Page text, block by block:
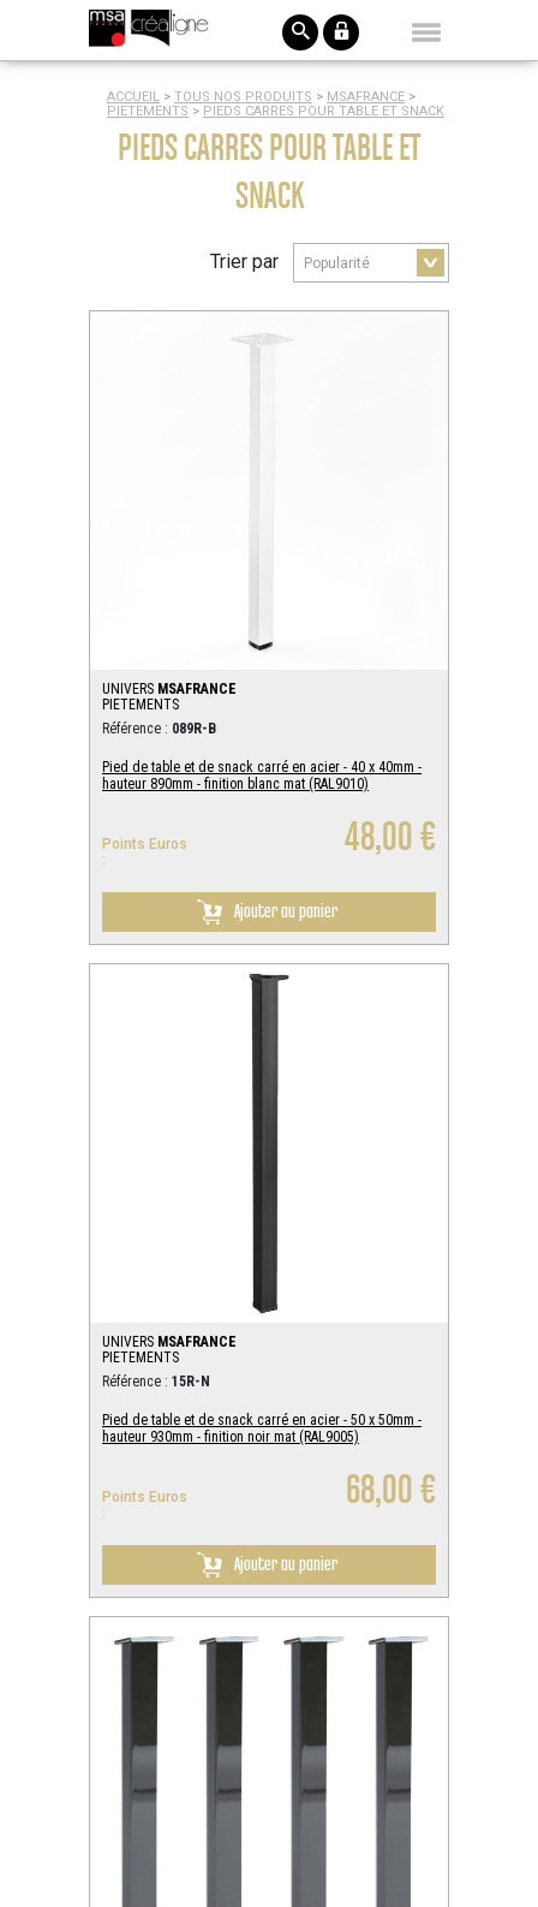
ACCUEIL > TOUS NOS PRODUITS > MSAFRANCE >
PIETEMENTS > PIEDS CARRES POUR TABLE ET SNACK
PIEDS CARRES POUR TABLE ET
SNACK
Trier par
UNIVERS MSAFRANCE
PIETEMENTS
Référence : 089R-B
Pied de table et de snack carré en acier - 40 x 40mm -
hauteur 890mm - finition blanc mat (RAL9010)
Points Euros
:
48,00 €
Ajouter au panier
UNIVERS MSAFRANCE
PIETEMENTS
Référence : 15R-N
Pied de table et de snack carré en acier - 50 x 50mm -
hauteur 930mm - finition noir mat (RAL9005)
Points Euros
:
68,00 €
Ajouter au panier